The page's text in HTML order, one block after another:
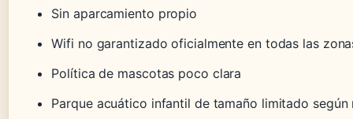
Sin aparcamiento propio
Wifi no garantizado oficialmente en todas las
Política de mascotas poco clara
Parque acuático infantil de tamaño limitado según